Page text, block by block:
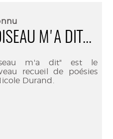
M'A DIT...
m'a dit" est le
recueil de poésies
Durand.